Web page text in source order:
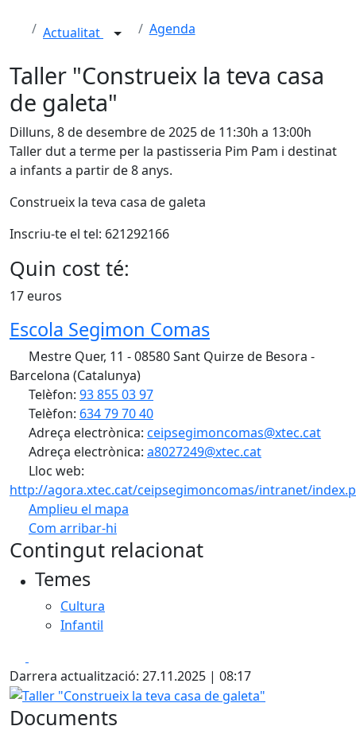
Actualitat Agenda
Taller "Construeix la teva casa
de galeta"
Dilluns, 8 de desembre de 2025 de 11:30h a 13:00h
Taller dut a terme per la pastisseria Pim Pam i destinat
a infants a partir de 8 anys.
Construeix la teva casa de galeta
Inscriu-te el tel: 621292166
Quin cost té:
17 euros
Escola Segimon Comas
Mestre Quer, 11 - 08580 Sant Quirze de Besora -
Barcelona (Catalunya)
Telèfon: 93 855 03 97
Telèfon: 634 79 70 40
Adreça electrònica: ceipsegimoncomas@xtec.cat
Adreça electrònica: a8027249@xtec.cat
Lloc web:
http://agora.xtec.cat/ceipsegimoncomas/intranet/
Amplieu el mapa
Com arribar-hi
+
Contingut relacionat
Temes
Cultura
Infantil
Darrera actualització: 27.11.2025 | 08:17
Taller "Construeix la teva casa de galeta"
Documents